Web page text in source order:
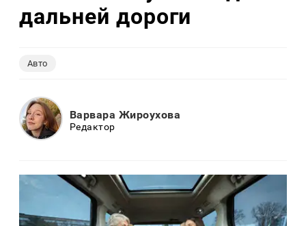
дальней дороги
Авто
Варвара Жироухова
Редактор